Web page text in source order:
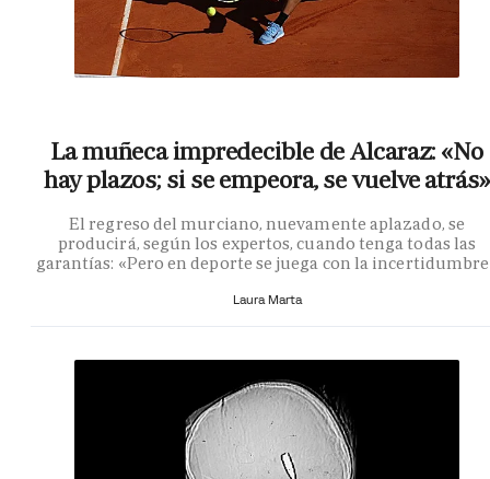
La muñeca impredecible de Alcaraz: «No
hay plazos; si se empeora, se vuelve atrás»
El regreso del murciano, nuevamente aplazado, se
producirá, según los expertos, cuando tenga todas las
garantías: «Pero en deporte se juega con la
Laura Marta